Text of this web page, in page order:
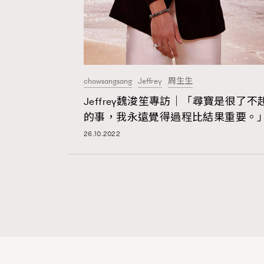
chowsangsang Jeffrey 周生生
Jeffrey魏浚笙專訪｜「尋寶是很了不
的事，我永遠覺得過程比結果重要。
26.10.2022